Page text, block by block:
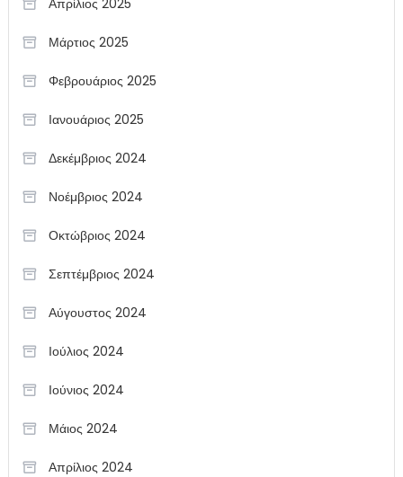
Μάρτιος 2025
Φεβρουάριος 2025
Ιανουάριος 2025
Δεκέμβριος 2024
Νοέμβριος 2024
Οκτώβριος 2024
Σεπτέμβριος 2024
Αύγουστος 2024
Ιούλιος 2024
Ιούνιος 2024
Μάιος 2024
Απρίλιος 2024